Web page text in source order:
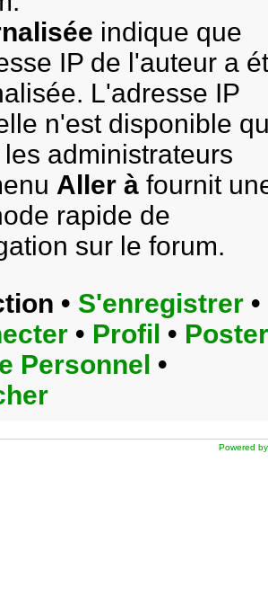
indique que
IP de l'auteur a
L'adresse IP
n'est disponible
les administrateurs
Aller àfournit
rapide de
sur le forum.
• S'enregistrer •
• Profil • Poster
Personnel •
Powered